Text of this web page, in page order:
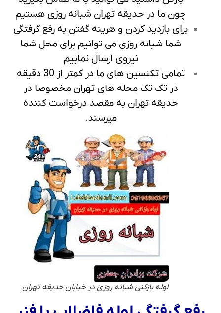
چون ما در حدیقه تهران شبانه روزی هستیم
برای بازدید کردن و هرینه گفتن به رفع گرفتگی
شما شبانه روزی می توانیم برای محل شما
نیروی ارسال نماییم
تمامی تکنسین های ما در کمتر از 30 دقیقه
در تک تک محله های تهران مخصوصا در
حدیقه تهران به مقصد درخواست کننده
میرسند.
لوله بازکنی شبانه روزی در خیابان حدیقه تهران